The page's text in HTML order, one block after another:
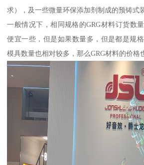
求），及一些微量环保添加剂制成的预铸式
一般情况下，相同规格的GRG材料订货数
便宜一些，但是如果数量多，但是都是规
模具数量也相对较多，那么GRG材料的价格